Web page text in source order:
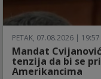
PETAK, 07.08.2026 | 19:57
Mandat
tenzija da bi se
Amerikancima